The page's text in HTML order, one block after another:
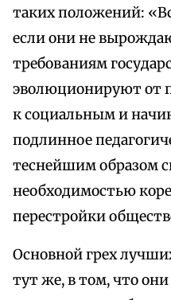
таких положений:
если они не
требованиям
эволюционируют от
к социальным и
подлинное
теснейшим образом
необходимостью
перестройки
Основной грех
тут же, в том, что